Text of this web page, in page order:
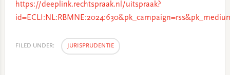
https://deeplink.rechtspraak.nl/uitspraak?
FILED UNDER: JURISPRUDENTIE